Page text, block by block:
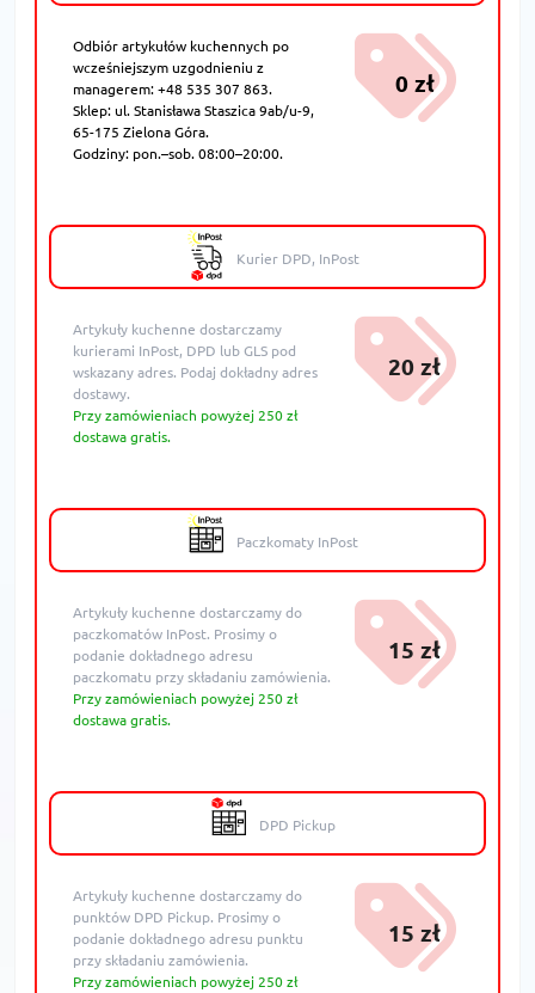
Odbiór artykułów kuchennych po
wcześniejszym uzgodnieniu z
managerem: +48 535 307 863.
Sklep: ul. Stanisława Staszica 9ab/u-9,
65-175 Zielona Góra.
Godziny: pon.–sob. 08:00–20:00.
0 zł
Kurier DPD, InPost
Artykuły kuchenne dostarczamy
kurierami InPost, DPD lub GLS pod
wskazany adres. Podaj dokładny adres
dostawy.
Przy zamówieniach powyżej 250 zł
dostawa gratis.
20 zł
Paczkomaty InPost
Artykuły kuchenne dostarczamy do
paczkomatów InPost. Prosimy o
podanie dokładnego adresu
paczkomatu przy składaniu zamówienia.
Przy zamówieniach powyżej 250 zł
dostawa gratis.
15 zł
DPD Pickup
Artykuły kuchenne dostarczamy do
punktów DPD Pickup. Prosimy o
podanie dokładnego adresu punktu
przy składaniu zamówienia.
Przy zamówieniach powyżej 250 zł
15 zł